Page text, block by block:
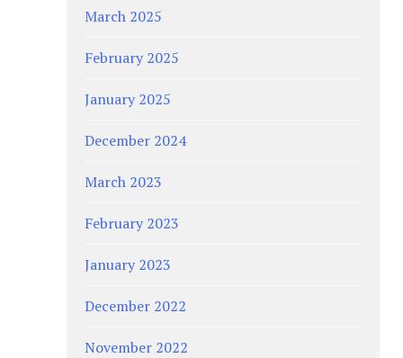
March 2025
February 2025
January 2025
December 2024
March 2023
February 2023
January 2023
December 2022
November 2022